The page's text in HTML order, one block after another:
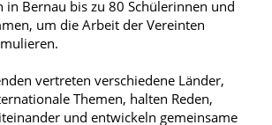
in Bernau bis zu 80 Schülerinnen und
um die Arbeit der Vereinten
vertreten verschiedene Länder,
Themen, halten Reden,
und entwickeln gemeinsame